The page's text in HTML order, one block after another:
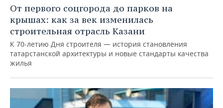
От первого соцгорода до парков на
крышах: как за век изменилась
строительная отрасль Казани
К 70-летию Дня строителя — история становления
татарстанской архитектуры и новые стандарты качества
жилья